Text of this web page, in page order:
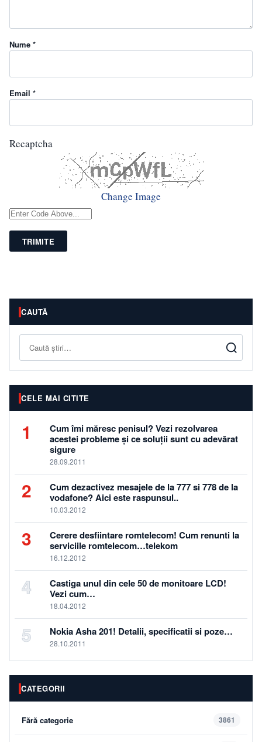
Nume *
Email *
Recaptcha
Change Image
TRIMITE
CAUTĂ
Caută
CELE MAI CITITE
1
Cum îmi măresc penisul? Vezi rezolvarea
acestei probleme și ce soluții sunt cu adevărat
sigure
28.09.2011
2
Cum dezactivez mesajele de la 777 si 778 de la
vodafone? Aici este raspunsul..
10.03.2012
3
Cerere desfiintare romtelecom! Cum renunti la
serviciile romtelecom…telekom
16.12.2012
4
Castiga unul din cele 50 de monitoare LCD!
Vezi cum…
18.04.2012
5 Nokia Asha 201! Detalii, specificatii si poze…
28.10.2011
CATEGORII
Fără categorie 3861